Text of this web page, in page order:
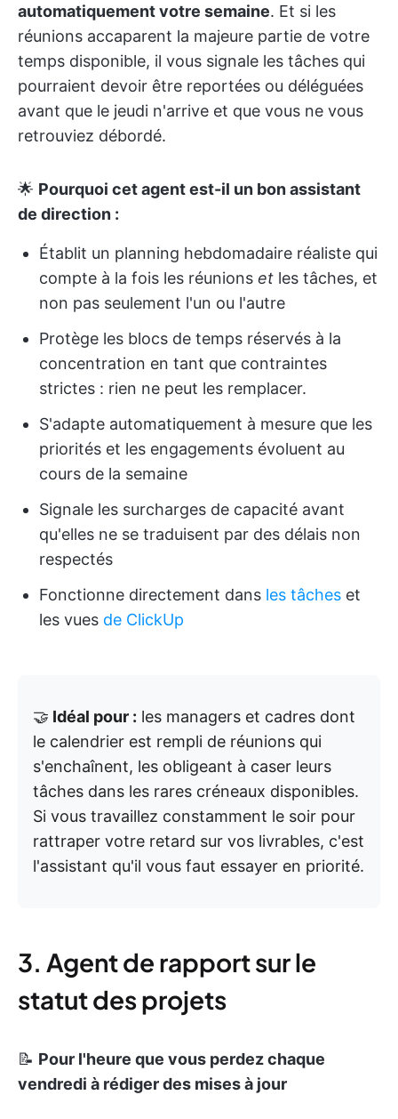
automatiquement votre semaine. Et si les
réunions accaparent la majeure partie de votre
temps disponible, il vous signale les tâches qui
pourraient devoir être reportées ou déléguées
avant que le jeudi n'arrive et que vous ne vous
retrouviez débordé.
🌟 Pourquoi cet agent est-il un bon assistant
de direction :
Établit un planning hebdomadaire réaliste qui
compte à la fois les réunions et les tâches, et
non pas seulement l'un ou l'autre
Protège les blocs de temps réservés à la
concentration en tant que contraintes
strictes : rien ne peut les remplacer.
S'adapte automatiquement à mesure que les
priorités et les engagements évoluent au
cours de la semaine
Signale les surcharges de capacité avant
qu'elles ne se traduisent par des délais non
respectés
Fonctionne directement dans les tâches et
les vues de ClickUp
🤝 Idéal pour : les managers et cadres dont
le calendrier est rempli de réunions qui
s'enchaînent, les obligeant à caser leurs
tâches dans les rares créneaux disponibles.
Si vous travaillez constamment le soir pour
rattraper votre retard sur vos livrables, c'est
l'assistant qu'il vous faut essayer en priorité.
3. Agent de rapport sur le
statut des projets
📝 Pour l'heure que vous perdez chaque
vendredi à rédiger des mises à jour